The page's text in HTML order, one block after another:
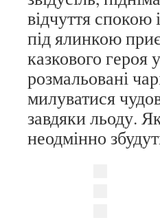
відчуття спокою
під ялинкою
казкового героя
розмальовані
милуватися
завдяки льоду.
неодмінно